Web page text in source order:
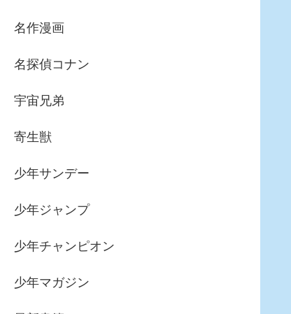
名作漫画
名探偵コナン
宇宙兄弟
寄生獣
少年サンデー
少年ジャンプ
少年チャンピオン
少年マガジン